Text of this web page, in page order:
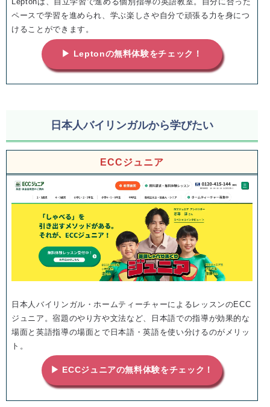
ペースで学習を進められ、学ぶ楽しさや自分で頑張る力を身につ
けることができます。
▶ Leptonの無料体験をチェック！
日本人バイリンガルから学びたい
ECCジュニア
日本人バイリンガル・ホームティーチャーによるレッスンのECC
ジュニア。宿題のやり方や文法など、日本語での指導が効果的な
場面と英語指導の場面とで日本語・英語を使い分けるのがメリッ
ト。
▶ ECCジュニアの無料体験をチェック！